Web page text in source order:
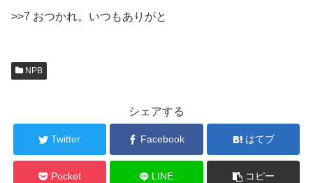
>>7 おつかれ。いつもありがと
NPB
シェアする
Twitter Facebook はてブ
Pocket LINE コピー